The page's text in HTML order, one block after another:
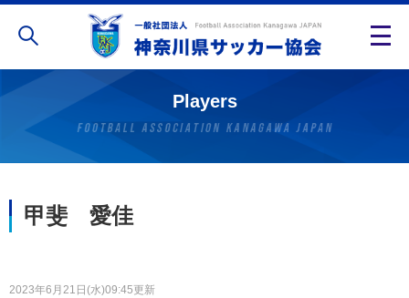
Players
甲斐 愛佳
2023年6月21日(水)09:45更新